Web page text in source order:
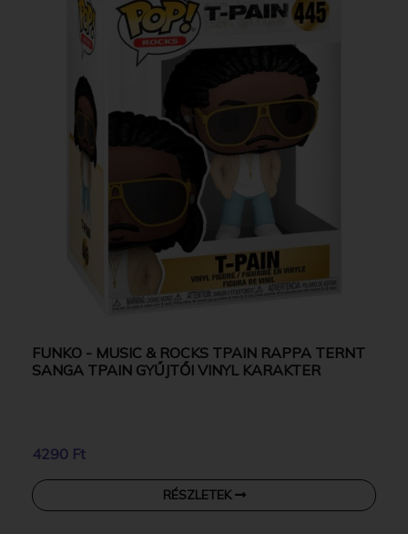
FUNKO - MUSIC & ROCKS TPAIN RAPPA TERNT
SANGA TPAIN GYŰJTŐI VINYL KARAKTER
4290 Ft
RÉSZLETEK